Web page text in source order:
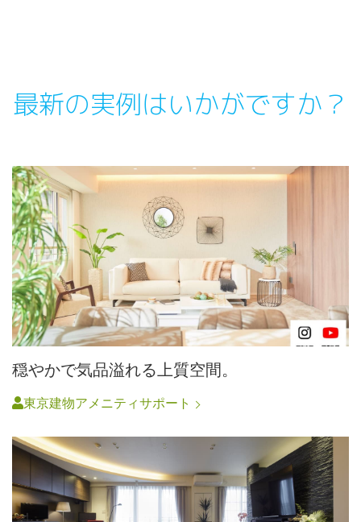
最新の実例はいかがですか？
穏やかで気品溢れる上質空間。
東京建物アメニティサポート